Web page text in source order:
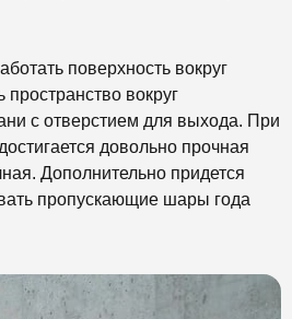
поверхность вокруг
пространство вокруг
с отверстием для выхода. При
довольно прочная
Дополнительно придется
пропускающие шары года